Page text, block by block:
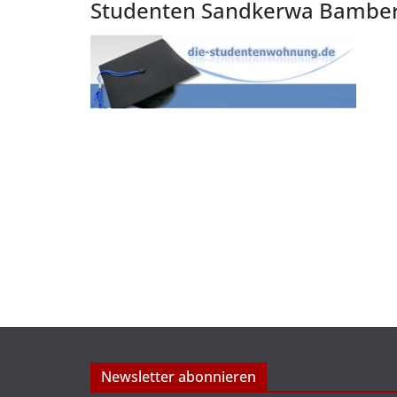
Studenten Sandkerwa
Newsletter abonnieren